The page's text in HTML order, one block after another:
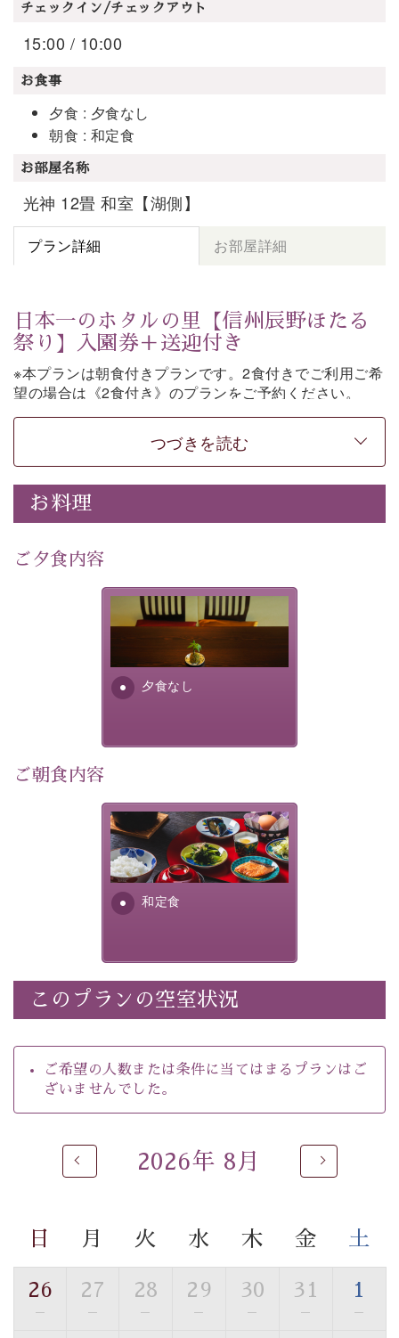
チェックイン/チェックアウト
15:00 / 10:00
お食事
夕食 : 夕食なし
朝食 : 和定食
お部屋名称
光神 12畳 和室【湖側】
プラン詳細 お部屋詳細
日本一のホタルの里【信州辰野ほたる
祭り】入園券＋送迎付き
※本プランは朝食付きプランです。2食付きでご利用ご希
望の場合は《2食付き》のプランをご予約ください。
「日本一のホタルの里」として知られる辰野町・ほたる
そこで開催される【信州辰野ほたる祭り】への送迎と入
園券がついた期間限定プランをご用意いたしました。
ホタルが織りなす幻想的な光景。昨年は多い日で1日
4,000匹以上のホタルが観測されました。（
像：辰野町）
自然豊かな信州ならではの風情をご体験ください。
宿泊期間：2026年6月13日～21日
【スケジュール】
19：10 お隣の「ホテル紅や」ロビー集合
20：00 ほたる童謡公園到着（60分間の自由時間）
21：00 ほたる童謡公園出発
21：45 「ホテル紅や」到着
【ご予約前にご確認ください】
※本プランはバスの定員に限りがあるため、先着順での
ご案内となります。
※ご予約完了後でも、時間差により満席となる場合がご
ざいます。その際は当館よりご連絡申し上げます。
※催行人数に満たない場合は、催行を見合わせる場合が
※ほたる童謡公園では自由行動となります（ガイドは付
きません）。
※ホタルの発生は自然条件に左右されるため、ご覧いた
だけない場合もございます。
-----------【安心への取り組み】----------
個室料亭、貸切風呂のご利用が可能な上、 安心安全にご
滞在いただけるよう
徹底した衛生管理を行っております。
-------------------------------------------------
ほたる童謡公園までのご送迎＆入園券
・諏訪大社4社を巡る無料参拝バス（事前予約制）
・館内着をご用意
つづきを読む
お料理
ご夕食内容
夕食なし
夕食なしご夕食を追加される
場合は、二食付きのプランを
お選びくださいませ。
ご朝食内容
和定食
さっぱりとした和食膳に使わ
れる食材は、諏訪の名産品を
ふんだんに取り入れ、安心・
安全を心掛けた長野県産...
このプランの空室状況
ご希望の人数または条件に当てはまるプランはご
ざいませんでした。
2026年 8月
日 月 火 水 木 金 土
26
—
27
—
28
—
29
—
30
—
31
—
1
—